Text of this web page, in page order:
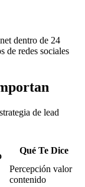
dentro de 24
de redes sociales
de lead
Qué Te Dice
Percepción valor
contenido